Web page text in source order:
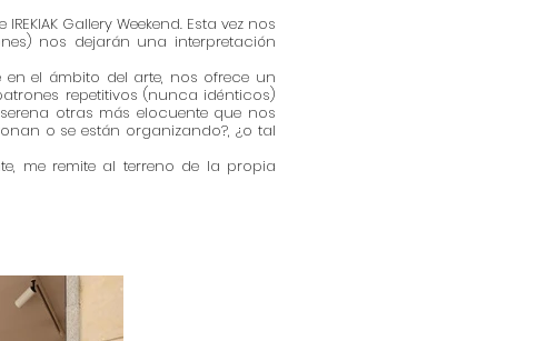
Gallery Weekend. Esta vez nos
nos dejarán una interpretación
el ámbito del arte, nos ofrece un
repetitivos (nunca idénticos)
otras más elocuente que nos
o se están organizando?, ¿o tal
me remite al terreno de la propia